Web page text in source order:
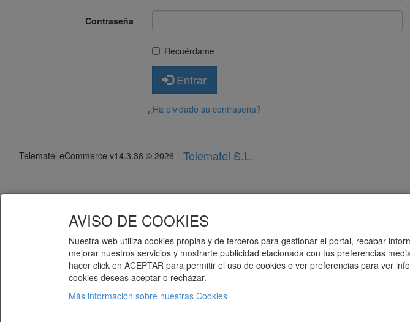
Contraseña
Recuérdame
Entrar
¿Ha olvidado su contraseña?
Telematel eCommerce v14.3.38 © 2026 Telematel S.L.
AVISO DE COOKIES
Nuestra web utiliza cookies propias y de terceros para gestionar el portal, recabar
mejorar nuestros servicios y mostrarte publicidad elacionada con tus preferencias
hacer click en ACEPTAR para permitir el uso de cookies o ver preferencias para ver
cookies deseas aceptar o rechazar.
Más información sobre nuestras Cookies